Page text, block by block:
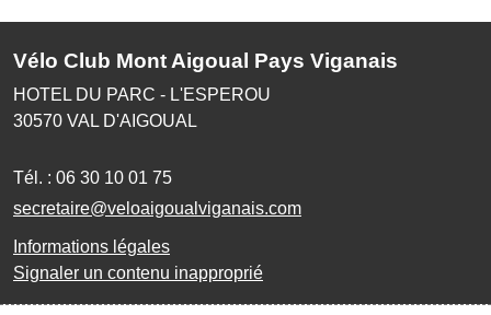
Vélo Club Mont Aigoual Pays Viganais
HOTEL DU PARC - L'ESPEROU
30570 VAL D'AIGOUAL
Tél. : 06 30 10 01 75
secretaire@veloaigoualviganais.com
Informations légales
Signaler un contenu inapproprié